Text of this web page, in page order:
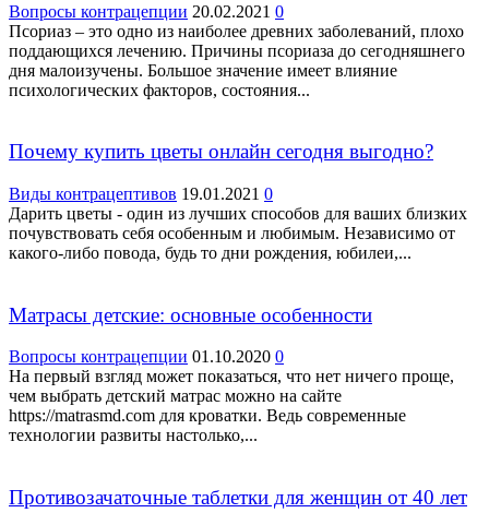
Вопросы контрацепции 20.02.2021 0
Псориаз – это одно из наиболее древних заболеваний, плохо
поддающихся лечению. Причины псориаза до сегодняшнего
дня малоизучены. Большое значение имеет влияние
психологических факторов, состояния...
Почему купить цветы онлайн сегодня выгодно?
Виды контрацептивов 19.01.2021 0
Дарить цветы - один из лучших способов для ваших близких
почувствовать себя особенным и любимым. Независимо от
какого-либо повода, будь то дни рождения, юбилеи,...
Матрасы детские: основные особенности
Вопросы контрацепции 01.10.2020 0
На первый взгляд может показаться, что нет ничего проще,
чем выбрать детский матрас можно на сайте
https://matrasmd.com для кроватки. Ведь современные
технологии развиты настолько,...
Противозачаточные таблетки для женщин от 40 лет